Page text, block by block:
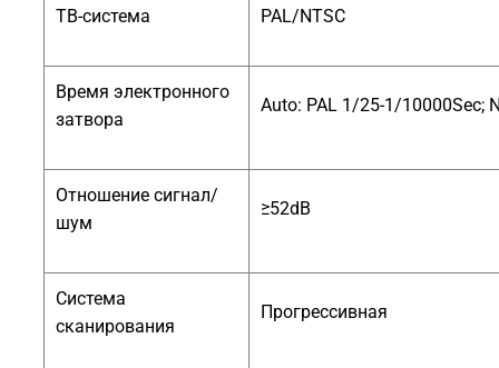
ТВ-система PAL/NTSC
Время электронного
затвора
Auto: PAL 1/25-1/10000Sec;
Отношение сигнал/
шум
≥52dB
Система
сканирования
Прогрессивная